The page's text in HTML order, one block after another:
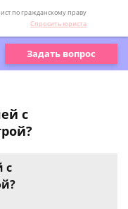
по гражданскому праву
Спросить юриста
Задать вопрос
с
с